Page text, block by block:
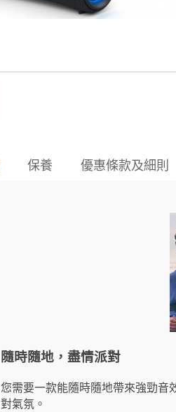
保養 優惠條款及細則
隨時隨地，盡情派對
您需要一款能隨時隨地帶來強勁音
對氣氛。